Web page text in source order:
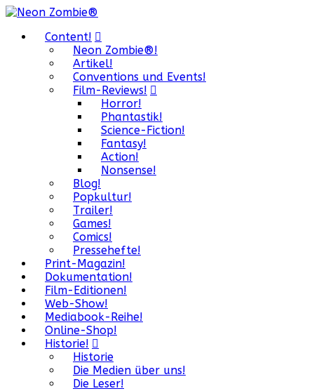
Content!
Neon Zombie®!
Artikel!
Conventions und Events!
Film-Reviews!
Horror!
Phantastik!
Science-Fiction!
Fantasy!
Action!
Nonsense!
Blog!
Popkultur!
Trailer!
Games!
Comics!
Pressehefte!
Print-Magazin!
Dokumentation!
Film-Editionen!
Web-Show!
Mediabook-Reihe!
Online-Shop!
Historie!
Historie
Die Medien über uns!
Die Leser!